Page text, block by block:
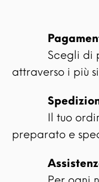
Scegli di
attraverso i più
Il tuo
preparato e